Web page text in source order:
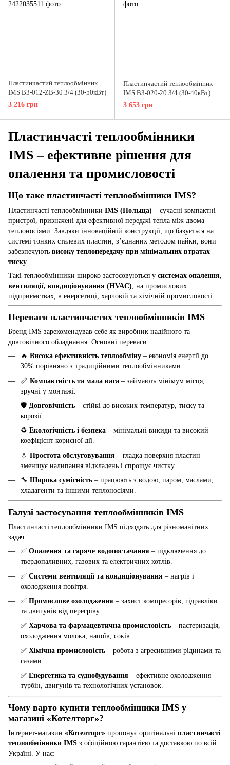
Пластинчастий теплообмінник
IMS В3-012-ZB-30 3/4 (30-50кВт)
3 216 грн
Пластинчастий теплообмінник
IMS B3-020-20 3/4 (30-40кВт)
3 653 грн
Пластинчасті теплообмінники
IMS – ефективне рішення для
опалення та промисловості
Що таке пластинчасті теплообмінники IMS?
Пластинчасті теплообмінники IMS (Польща) – сучасні компактні
пристрої, призначені для ефективної передачі тепла між двома
теплоносіями. Завдяки інноваційній конструкції, що базується на
системі тонких сталевих пластин, з’єднаних методом пайки, вони
забезпечують високу теплопередачу при мінімальних втратах
тиску
Такі теплообмінники широко застосовуються у системах опалення,
вентиляції, кондиціонування (HVAC) , на промислових
підприємствах, в енергетиці, харчовій та хімічній промисловості.
Переваги пластинчастих теплообмінників IMS
Бренд IMS зарекомендував себе як виробник надійного та
довговічного обладнання. Основні переваги:
🔥 Висока ефективність теплообміну – економія енергії до
30% порівняно з традиційними теплообмінниками.
📏 Компактність та мала вага – займають мінімум місця,
зручні у монтажі.
🛡️ Довговічність – стійкі до високих температур, тиску та
корозії.
♻️ Екологічність і безпека – мінімальні викиди та високий
коефіцієнт корисної дії.
💧 Простота обслуговування – гладка поверхня пластин
зменшує налипання відкладень і спрощує чистку.
🔧 Широка сумісність – працюють з водою, паром, маслами,
хладагенти та іншими теплоносіями.
Галузі застосування теплообмінників IMS
Пластинчасті теплообмінники IMS підходять для різноманітних
задач:
✅ Опалення та гаряче водопостачання – підключення до
твердопаливних, газових та електричних котлів.
✅ Системи вентиляції та кондиціонування – нагрів і
охолодження повітря.
✅ Промислове охолодження – захист компресорів, гідравліки
та двигунів від перегріву.
✅ Харчова та фармацевтична промисловість – пастеризація,
охолодження молока, напоїв, соків.
✅ Хімічна промисловість – робота з агресивними рідинами та
газами.
✅ Енергетика та суднобудування – ефективне охолодження
турбін, двигунів та технологічних установок.
Чому варто купити теплообмінники IMS у
магазині «Котелторг»?
Інтернет-магазин «Котелторг» пропонує оригінальні пластинчасті
теплообмінники IMS з офіційною гарантією та доставкою по всій
Україні. У нас: